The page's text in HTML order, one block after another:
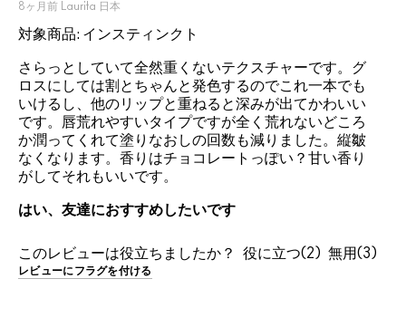
8ヶ月前 Laurita 日本
対象商品: インスティンクト
さらっとしていて全然重くないテクスチャーです。グ
ロスにしては割とちゃんと発色するのでこれ一本でも
いけるし、他のリップと重ねると深みが出てかわいい
です。唇荒れやすいタイプですが全く荒れないどころ
か潤ってくれて塗りなおしの回数も減りました。縦皺
なくなります。香りはチョコレートっぽい？甘い香り
がしてそれもいいです。
はい、友達におすすめしたいです
このレビューは役立ちましたか？ 2 3
レビューにフラグを付ける